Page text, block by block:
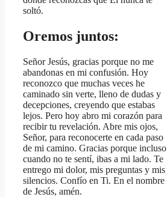
soltó.
Oremos juntos:
Señor Jesús, gracias porque no me
abandonas en mi confusión. Hoy
reconozco que muchas veces he
caminado sin verte, lleno de dudas y
decepciones, creyendo que estabas
lejos. Pero hoy abro mi corazón para
recibir tu revelación. Abre mis ojos,
Señor, para reconocerte en cada paso
de mi camino. Gracias porque incluso
cuando no te sentí, ibas a mi lado. Te
entrego mi dolor, mis preguntas y mis
silencios. Confío en Ti. En el nombre
de Jesús, amén.